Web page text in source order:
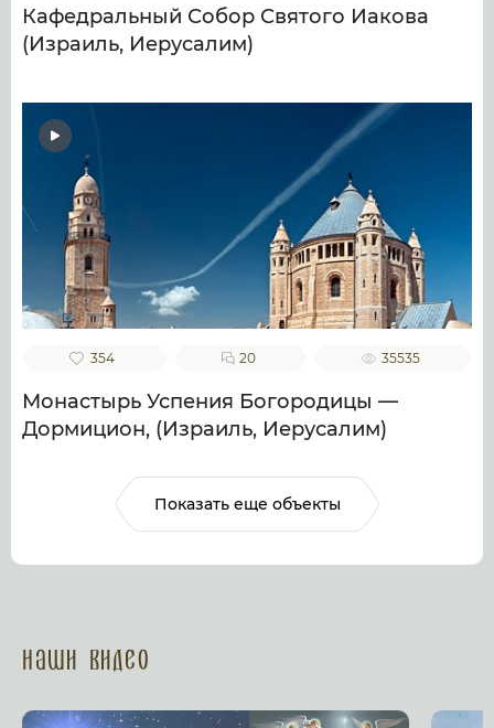
Кафедральный Собор Святого Иакова
(Израиль, Иерусалим)
354 20 35535
Монастырь Успения Богородицы —
Дормицион, (Израиль, Иерусалим)
Показать еще объекты
Наши Видео